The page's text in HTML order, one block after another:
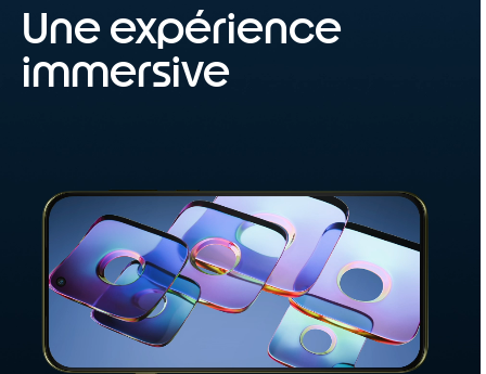
Une expérience
immersive